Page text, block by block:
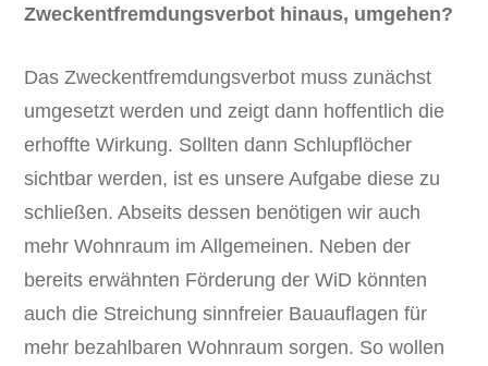
Zweckentfremdungsverbot hinaus, umgehen?
Das Zweckentfremdungsverbot muss zunächst
umgesetzt werden und zeigt dann hoffentlich die
erhoffte Wirkung. Sollten dann Schlupflöcher
sichtbar werden, ist es unsere Aufgabe diese zu
schließen. Abseits dessen benötigen wir auch
mehr Wohnraum im Allgemeinen. Neben der
bereits erwähnten Förderung der WiD könnten
auch die Streichung sinnfreier Bauauflagen für
mehr bezahlbaren Wohnraum sorgen. So wollen